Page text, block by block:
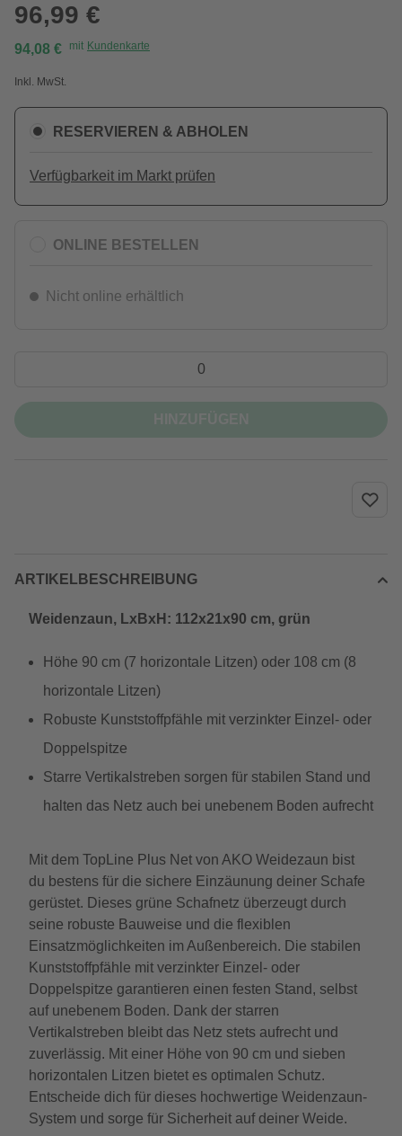
96,99 €
94,08 € mit Kundenkarte
Inkl. MwSt.
RESERVIEREN & ABHOLEN
Verfügbarkeit im Markt prüfen
ONLINE BESTELLEN
Nicht online erhältlich
ARTIKELBESCHREIBUNG
Weidenzaun, LxBxH: 112x21x90 cm, grün
Höhe 90 cm (7 horizontale Litzen) oder 108 cm (8
horizontale Litzen)
Robuste Kunststoffpfähle mit verzinkter Einzel- oder
Doppelspitze
Starre Vertikalstreben sorgen für stabilen Stand und
halten das Netz auch bei unebenem Boden aufrecht
Mit dem TopLine Plus Net von AKO Weidezaun bist
du bestens für die sichere Einzäunung deiner Schafe
gerüstet. Dieses grüne Schafnetz überzeugt durch
seine robuste Bauweise und die flexiblen
Einsatzmöglichkeiten im Außenbereich. Die stabilen
Kunststoffpfähle mit verzinkter Einzel- oder
Doppelspitze garantieren einen festen Stand, selbst
auf unebenem Boden. Dank der starren
Vertikalstreben bleibt das Netz stets aufrecht und
zuverlässig. Mit einer Höhe von 90 cm und sieben
horizontalen Litzen bietet es optimalen Schutz.
Entscheide dich für dieses hochwertige Weidenzaun-
System und sorge für Sicherheit auf deiner Weide.